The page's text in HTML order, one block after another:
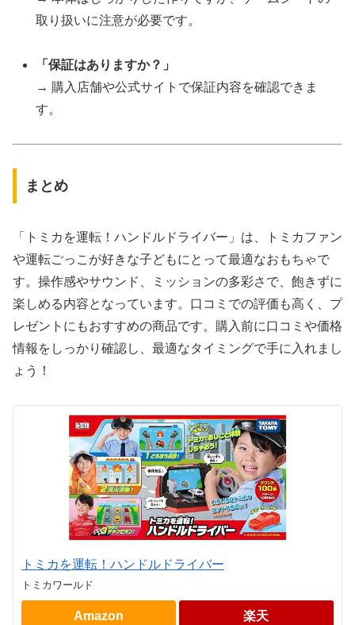
取り扱いに注意が必要です。
「保証はありますか？」
→ 購入店舗や公式サイトで保証内容を確認できま
す。
まとめ
「トミカを運転！ハンドルドライバー」は、トミカファン
や運転ごっこが好きな子どもにとって最適なおもちゃで
す。操作感やサウンド、ミッションの多彩さで、飽きずに
楽しめる内容となっています。口コミでの評価も高く、プ
レゼントにもおすすめの商品です。購入前に口コミや価格
情報をしっかり確認し、最適なタイミングで手に入れまし
ょう！
トミカを運転！ハンドルドライバー
トミカワールド
Amazon 楽天